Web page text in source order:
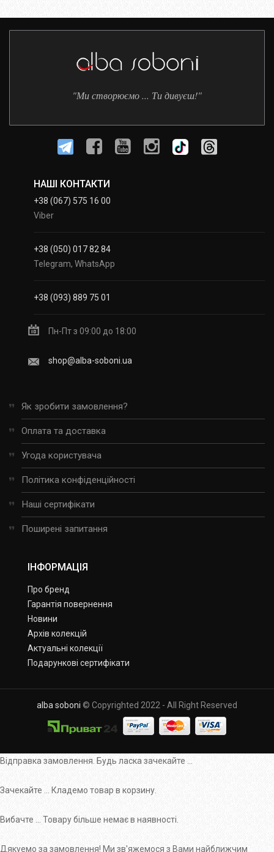
"Ми створюємо ... Ти дивуєш!"
НАШІ КОНТАКТИ
+38 (067) 575 16 00
Viber
+38 (050) 017 82 84
Telegram, WhatsApp
+38 (093) 889 75 01
Пн-Пт з 09:00 до 18:00
shop@alba-soboni.ua
Як зробити замовлення?
Оплата та доставка
Угода користувача
Політика конфіденційності
Наші сертифікати
Поширені запитання
ІНФОРМАЦІЯ
Про бренд
Гарантія повернення
Новини
Архів колекцій
Актуальні колекції
Подарункові сертифікати
alba soboni © Copyrighted 2022 - All Right Reserved
Відправка замовлення. Будь ласка зачекайте ...
Зачекайте ... Кладемо товар в корзину.
Вибачте ... Товару більше немає в наявності.
Дякуемо за замовлення! Ми зв'яжемося з Вами найближчим